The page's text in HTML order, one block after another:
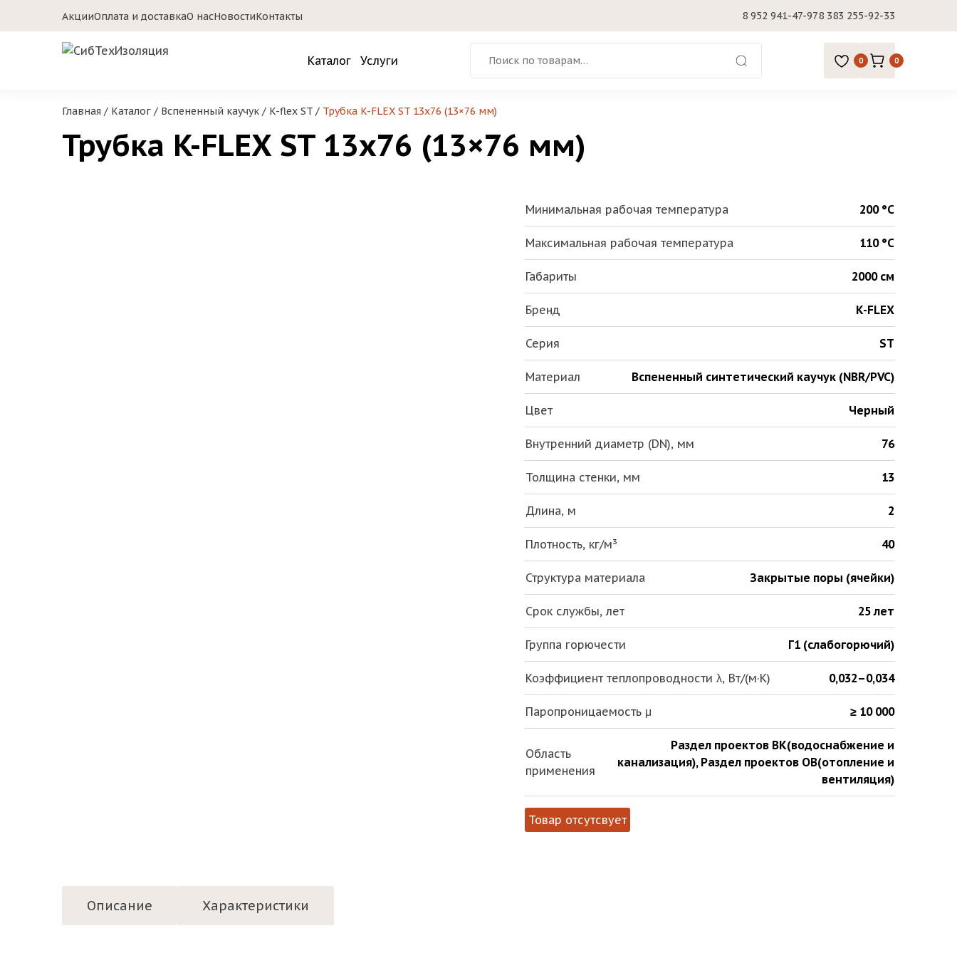
АкцииОплата и доставкаО насНовостиКонтакты 8 952 941-47-978 383 255-92-33
Каталог Услуги 0 0
Главная / Каталог / Вспененный каучук / K-flex ST / Трубка K-FLEX ST 13х76 (13×76 мм)
Трубка K-FLEX ST 13х76 (13×76 мм)
Минимальная рабочая температура 200 °С
Максимальная рабочая температура 110 °С
Габариты 2000 см
Бренд K-FLEX
Серия ST
Материал Вспененный синтетический каучук (NBR/PVC)
Цвет Черный
Внутренний диаметр (DN), мм 76
Толщина стенки, мм 13
Длина, м 2
Плотность, кг/м³ 40
Структура материала Закрытые поры (ячейки)
Срок службы, лет 25 лет
Группа горючести Г1 (слабогорючий)
Коэффициент теплопроводности λ, Вт/(м·К) 0,032–0,034
Паропроницаемость μ ≥ 10 000
Область
применения
Раздел проектов ВК(водоснабжение и
канализация), Раздел проектов ОВ(отопление и
вентиляция)
Товар отсутсвует
Описание Характеристики